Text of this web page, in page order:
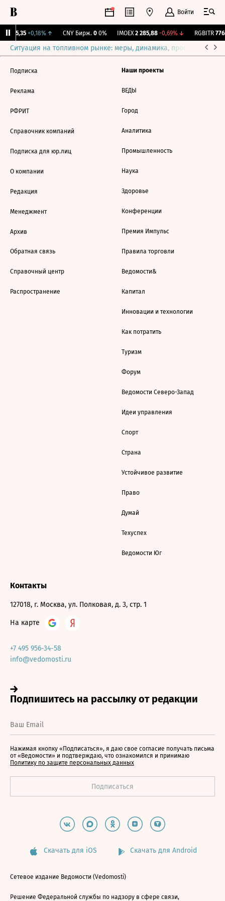
Войти
115,35 +0,18%↑ CNY Бирж. 0 0% IMOEX 2 285,88 -0,69%↓ RGBITR
Ситуация на топливном рынке: меры, динамика, прогнозы
Подписка
Реклама
РФРИТ
Справочник компаний
Подписка для юр.лиц
О компании
Редакция
Менеджмент
Архив
Обратная связь
Справочный центр
Распространение
Наши проекты
ВЕДЫ
Город
Аналитика
Промышленность
Наука
Здоровье
Конференции
Премия Импульс
Правила торговли
Ведомости&
Капитал
Инновации и технологии
Как потратить
Туризм
Форум
Ведомости Северо-Запад
Идеи управления
Спорт
Страна
Устойчивое развитие
Право
Думай
Техуспех
Ведомости Юг
Контакты
127018, г. Москва, ул. Полковая, д. 3, стр. 1
На карте
+7 495 956-34-58
info@vedomosti.ru
Нажимая кнопку «Подписаться», я даю свое согласие получать письма
от «Ведомости» и подтверждаю, что ознакомился и принимаю
Политику по защите персональных данных
Скачать для iOS Скачать для Android
Сетевое издание Ведомости (Vedomosti)
Решение Федеральной службы по надзору в сфере связи,